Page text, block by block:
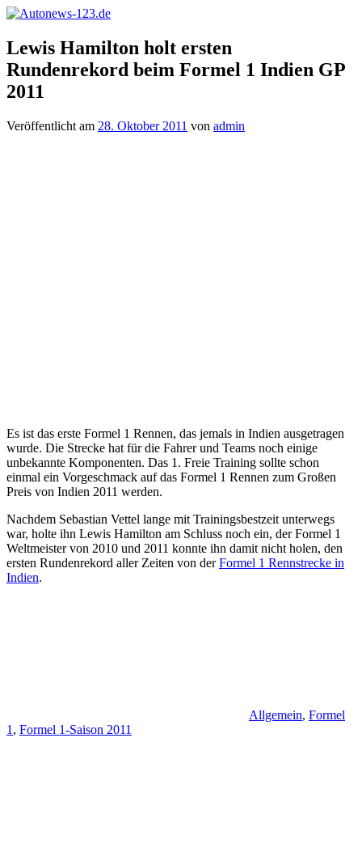
Zum
springen
Autonews-
123.de
Autonews
mit
Charme
Lewis Hamilton holt ersten
Rundenrekord beim Formel 1 Indien GP
2011
Veröffentlicht am 28. Oktober 2011 von admin
Es ist das erste Formel 1 Rennen, das jemals in Indien ausgetragen
wurde. Die Strecke hat für die Fahrer und Teams noch einige
unbekannte Komponenten. Das 1. Freie Training sollte schon
einmal ein Vorgeschmack auf das Formel 1 Rennen zum Großen
Preis von Indien 2011 werden.
Nachdem Sebastian Vettel lange mit Trainingsbestzeit unterwegs
war, holte ihn Lewis Hamilton am Schluss noch ein, der Formel 1
Weltmeister von 2010 und 2011 konnte ihn damit nicht holen, den
ersten Rundenrekord aller Zeiten von derFormel 1 Rennstrecke in
Indien.
Allgemein, Formel
1 , Formel 1-Saison 2011